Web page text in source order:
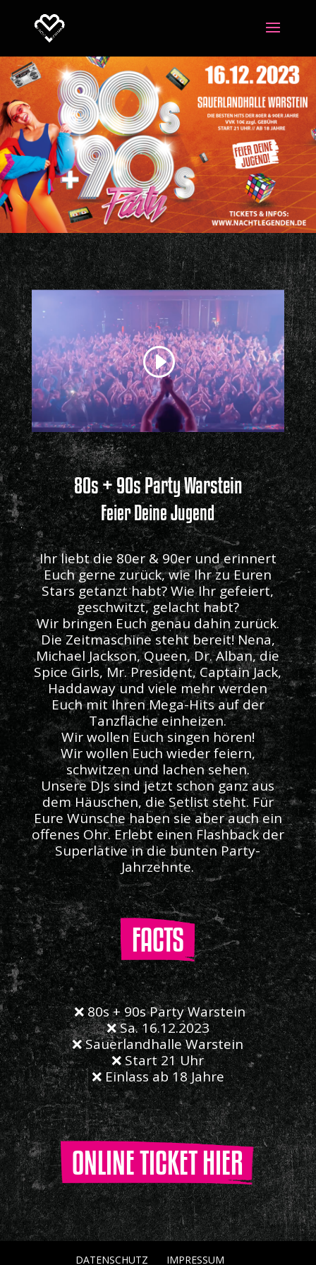
80s + 90s Party Warstein
Feier Deine Jugend
Ihr liebt die 80er & 90er und erinnert
Euch gerne zurück, wie Ihr zu Euren
Stars getanzt habt? Wie Ihr gefeiert,
geschwitzt, gelacht habt?
Wir bringen Euch genau dahin zurück.
Die Zeitmaschine steht bereit! Nena,
Michael Jackson, Queen, Dr. Alban, die
Spice Girls, Mr. President, Captain Jack,
Haddaway und viele mehr werden
Euch mit Ihren Mega-Hits auf der
Tanzfläche einheizen.
Wir wollen Euch singen hören!
Wir wollen Euch wieder feiern,
schwitzen und lachen sehen.
Unsere DJs sind jetzt schon ganz aus
dem Häuschen, die Setlist steht. Für
Eure Wünsche haben sie aber auch ein
offenes Ohr. Erlebt einen Flashback der
Superlative in die bunten Party-
Jahrzehnte.
FACTS
❌ 80s + 90s Party Warstein
❌ Sa. 16.12.2023
❌ Sauerlandhalle Warstein
❌ Start 21 Uhr
❌ Einlass ab 18 Jahre
ONLINE TICKET HIER
DATENSCHUTZ IMPRESSUM